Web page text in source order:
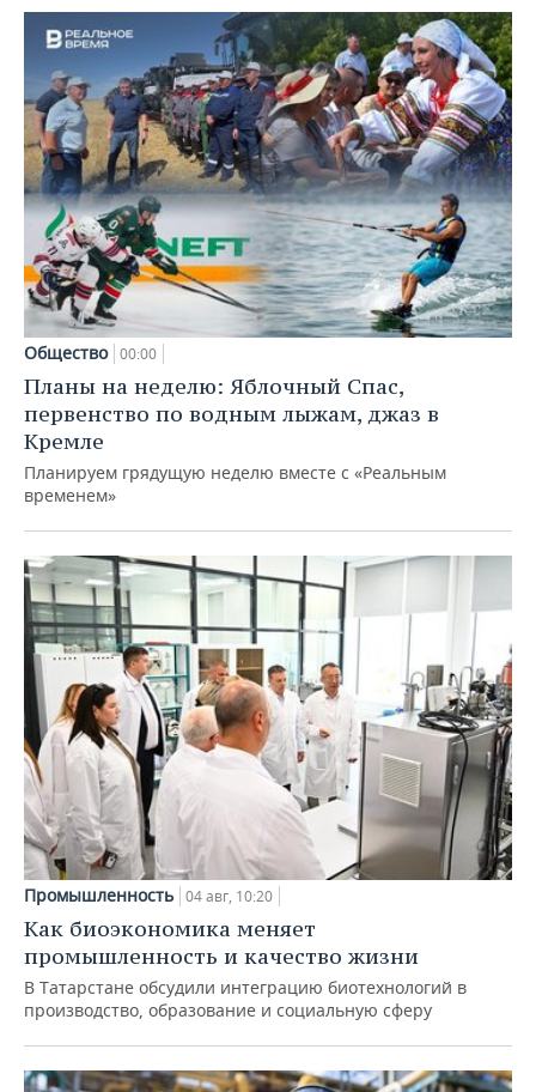
Общество 00:00
Планы на неделю: Яблочный Спас,
первенство по водным лыжам, джаз в
Кремле
Планируем грядущую неделю вместе с «Реальным
временем»
Промышленность 04 авг, 10:20
Как биоэкономика меняет
промышленность и качество жизни
В Татарстане обсудили интеграцию биотехнологий в
производство, образование и социальную сферу